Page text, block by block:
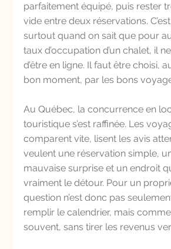
parfaitement équipé, puis rester
vide entre deux réservations.
surtout quand on sait que pour
taux d’occupation d’un chalet, il
d’être en ligne. Il faut être choisi,
bon moment, par les bons
Au Québec, la concurrence en
touristique s’est raffinée. Les
comparent vite, lisent les avis
veulent une réservation simple,
mauvaise surprise et un endroit
vraiment le détour. Pour un
question n’est donc pas
remplir le calendrier, mais
souvent, sans tirer les revenus